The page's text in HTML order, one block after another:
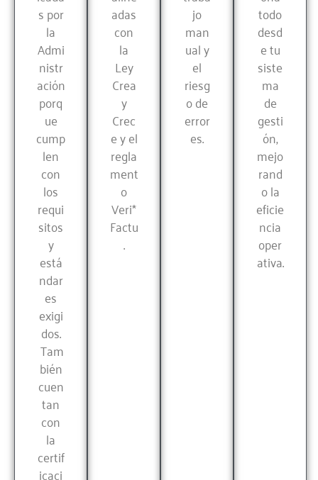
s por
la
Admi
nistr
ación
porq
ue
cump
len
con
los
requi
sitos
y
está
ndar
es
exigi
dos.
Tam
bién
cuen
tan
con
la
certif
icaci
adas
con
la
Ley
Crea
y
Crec
e y el
regla
ment
o
Veri*
Factu
.
jo
man
ual y
el
riesg
o de
error
es.
todo
desd
e tu
siste
ma
de
gesti
ón,
mejo
rand
o la
eficie
ncia
oper
ativa.